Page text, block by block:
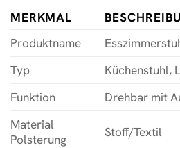
MERKMAL
Produktname
Typ
Küchenstuhl,
Funktion
Drehbar mit
Material
Polsterung
Stoff/Textil